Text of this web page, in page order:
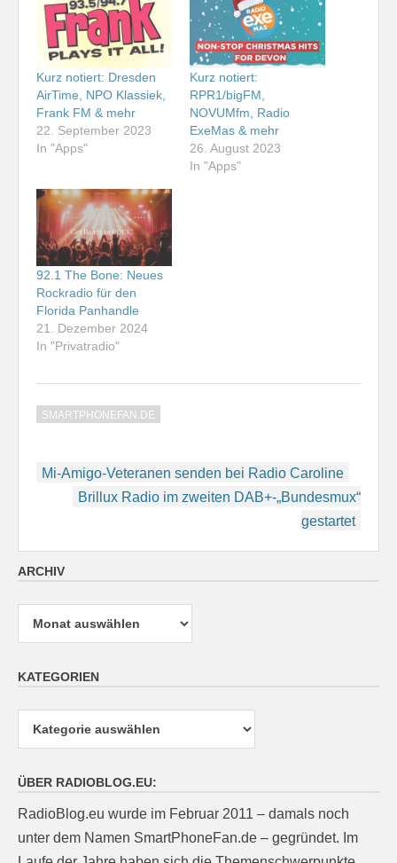
Kurz notiert: Dresden
AirTime, NPO Klassiek,
Frank FM & mehr
22. September 2023
In "Apps"
Kurz notiert:
RPR1/bigFM,
NOVUMfm, Radio
ExeMas & mehr
26. August 2023
In "Apps"
92.1 The Bone: Neues
Rockradio für den
Florida Panhandle
21. Dezember 2024
In "Privatradio"
SMARTPHONEFAN.DE
Beitragsnavigation
Mi-Amigo-Veteranen senden bei Radio Caroline
Brillux Radio im zweiten DAB+-„Bundesmux“
gestartet
ARCHIV
Archiv
KATEGORIEN
ÜBER RADIOBLOG.EU:
RadioBlog.eu wurde im Februar 2011 – damals noch
unter dem Namen SmartPhoneFan.de – gegründet. Im